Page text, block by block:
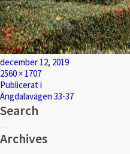
Postat
december 12, 2019
Full
storlek
2560 × 1707
Inläggsnavigering
Publicerat i
Ängdalavägen 33-37
Search
efter:
Archives